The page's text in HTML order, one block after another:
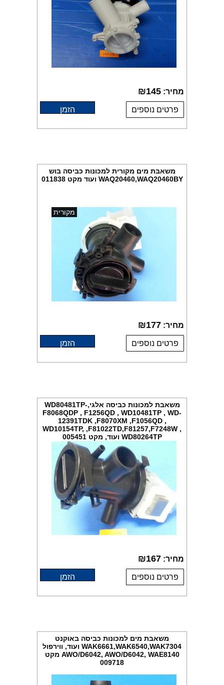
מחיר: ₪145
פרטים נוספים הזמן
משאבת מים מקורית למכונות כביסה בוש
WAQ20460,WAQ20460BY ועוד מקט 011838
מקורית
מחיר: ₪177
פרטים נוספים הזמן
משאבת למכונות כביסה אלגיWD80481TP-,
F8068QDP , F1256QD , WD10481TP , WD-
12391TDK ,F8070XM ,F1056QD ,
WD10154TP, ,F81022TD,F81257,F7248W ,
WD80264TP ועוד, מקט 005451
מחיר: ₪167
פרטים נוספים הזמן
משאבת מים למכונות כביסה באוקנט
WAK6661,WAK6540,WAK7304 ועוד, ווירפול
AWO/D6042, AWO/D6042, WAE8140 מקט
009718